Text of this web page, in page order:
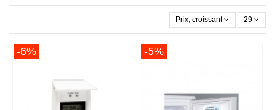
Prix, croissant 29
-6% -5%